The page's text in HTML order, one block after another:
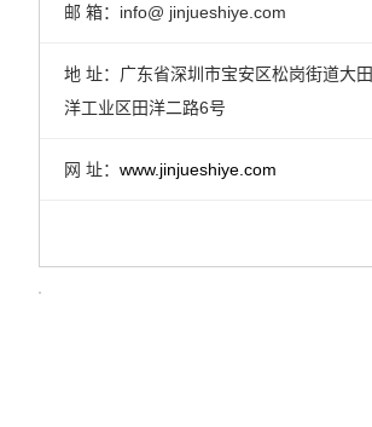
邮 箱：info@ jinjueshiye.com
地 址：广东省深圳市宝安区松岗街道大田
洋工业区田洋二路6号
网 址： www.jinjueshiye.com